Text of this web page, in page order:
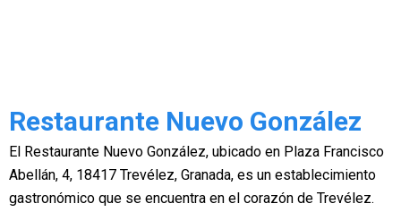
Restaurante Nuevo González
El Restaurante Nuevo González, ubicado en Plaza Francisco
Abellán, 4, 18417 Trevélez, Granada, es un establecimiento
gastronómico que se encuentra en el corazón de Trevélez.